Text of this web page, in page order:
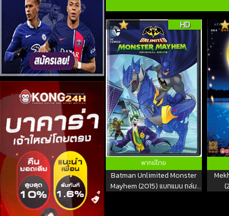
HD
พากย์ไทย
Batman Unlimited Monster
Mayhem (2015) แบทแมน ถล่ม